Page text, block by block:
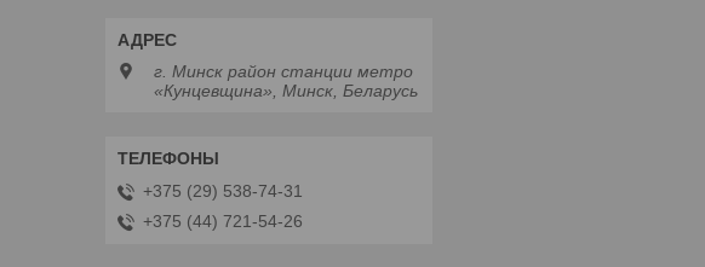
г. Минск район станции метро
«Кунцевщина», Минск, Беларусь
+375 (29) 538-74-31
+375 (44) 721-54-26